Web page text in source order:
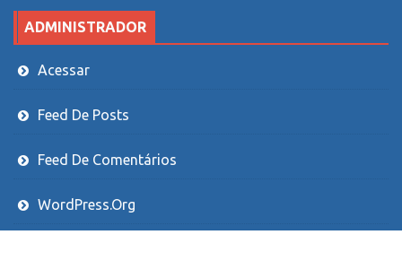
ADMINISTRADOR
Acessar
Feed De Posts
Feed De Comentários
WordPress.org